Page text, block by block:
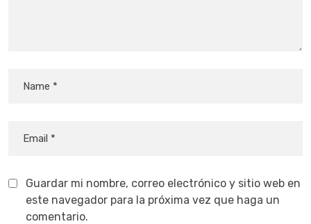
Guardar mi nombre, correo electrónico y sitio web en
este navegador para la próxima vez que haga un
comentario.